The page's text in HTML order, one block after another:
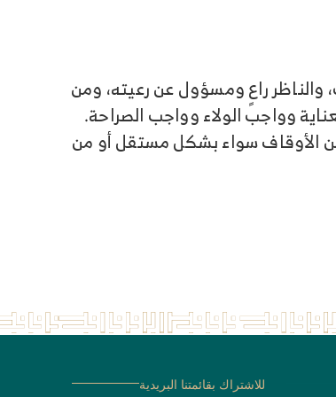
راعٍ ومسؤول عن رعيته، ومن
وواجب الولاء وواجب الصراحة.
الأوقاف سواء بشكل مستقل أو من
للاشتراك بقائمتنا البريدية